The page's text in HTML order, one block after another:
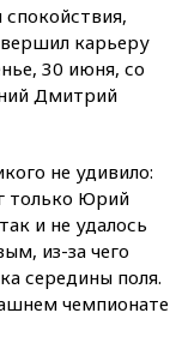
карьеру
30 июня, со
Дмитрий
не удивило:
только Юрий
и не удалось
из-за чего
середины поля.
чемпионате